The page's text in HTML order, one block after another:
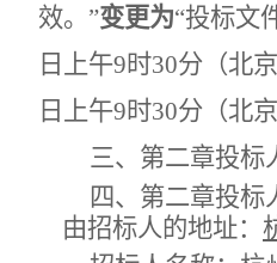
效。”变更为“投标文
日上午9时30分（北
日上午9时30分（北
三、第二章投标
四、第二章投标
由招标人的地址：